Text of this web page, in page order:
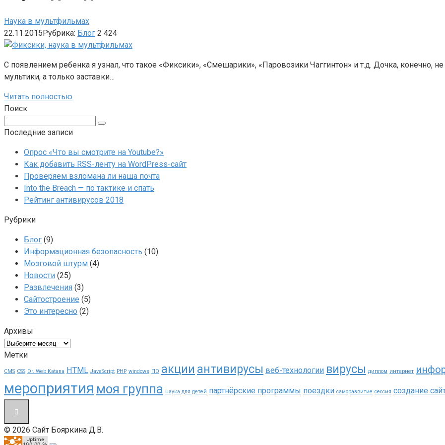
Наука в мультфильмах
22.11.2015Рубрика: Блог 2 424
С появлением ребенка я узнал, что такое «Фиксики», «Смешарики», «Паровозики Чаггинтон» и т.д. Дочка, конечно,
мультики, а только заставки…
Читать полностью
Поиск
Последние записи
Опрос «Что вы смотрите на Youtube?»
Как добавить RSS-ленту на WordPress-сайт
Проверяем взломана ли наша почта
Into the Breach — по тактике и спать
Рейтинг антивирусов 2018
Рубрики
Блог (9)
Информационная безопасность (10)
Мозговой штурм (4)
Новости (25)
Развлечения (3)
Сайтостроение (5)
Это интересно (2)
Архивы
Архивы
Метки
CMS CSS Dr. Web Katana HTML JavaScript PHP windows ПО акции антивирусы веб-технологии вирусы диплом интернет
мероприятия моя группа наука для детей партнёрские программы поездки саморазвитие сессия создание
© 2026 Сайт Бояркина Д.В.